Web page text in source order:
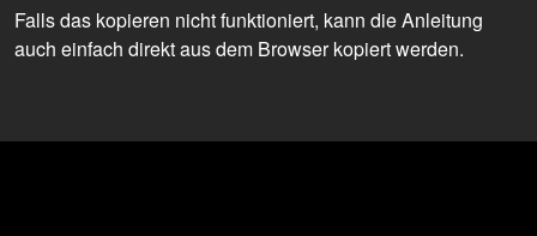
Falls das kopieren nicht funktioniert, kann die Anleitung
auch einfach direkt aus dem Browser kopiert werden.